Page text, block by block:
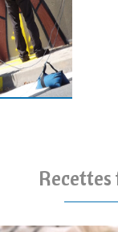
Recettes